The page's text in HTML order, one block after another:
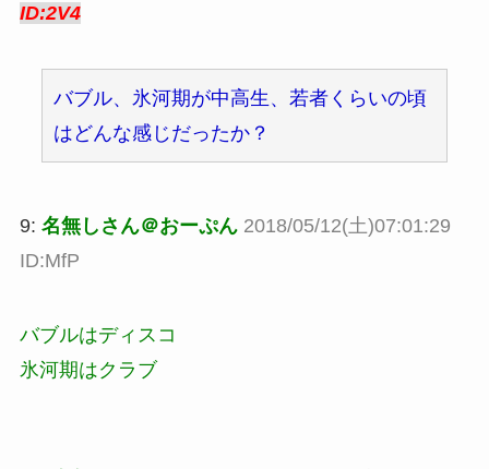
ID:2V4
バブル、氷河期が中高生、若者くらいの頃
はどんな感じだったか？
9: 名無しさん＠おーぷん 2018/05/12(土)07:01:29
ID:MfP
バブルはディスコ
氷河期はクラブ